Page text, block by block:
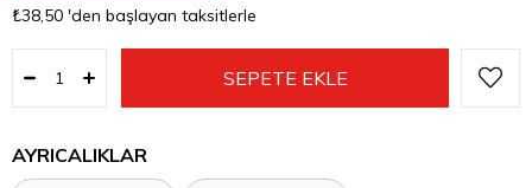
₺38,50 'den başlayan taksitlerle
AYRICALIKLAR